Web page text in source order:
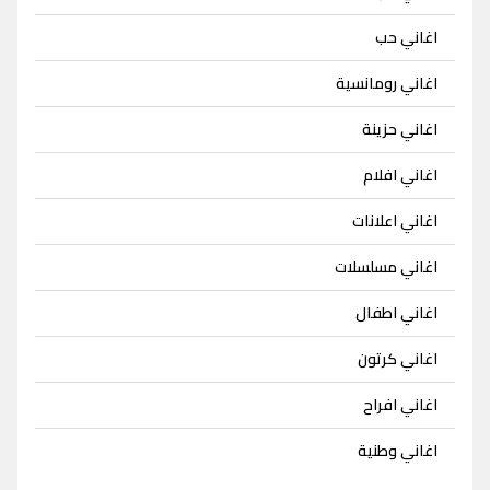
اغاني حب
اغاني رومانسية
اغاني حزينة
اغاني افلام
اغاني اعلانات
اغاني مسلسلات
اغاني اطفال
اغاني كرتون
اغاني افراح
اغاني وطنية